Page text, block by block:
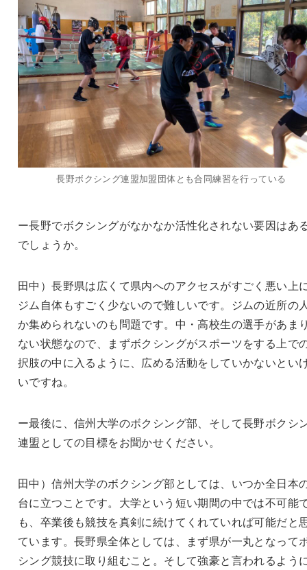
長野ボクシング連盟加盟団体とも合同練習を行っている
ー長野でボクシングがなかなか活性化されない要因はあ
でしょうか。
田中）長野県は広くて県内へのアクセスがすごく悪い上
ジム自体もすごく少ないので難しいです。ジムの近所の
か集められないのも問題です。中・高校生の選手があま
ない状態なので、まずボクシングがスポーツをする上で
択肢の中に入るように、広める活動をしていかないとい
いですね。
ー最後に、信州大学のボクシング部、そして長野ボクシ
連盟としての目標をお聞かせください。
田中）信州大学のボクシング部としては、いつか全日本
台に立つことです。大学という短い期間の中では不可能
も、卒業後も競技を真剣に続けてくれていれば可能だと
ています。長野県全体としては、まず県が一丸となって
シング競技に取り組むこと。そして強豪と言われるよう